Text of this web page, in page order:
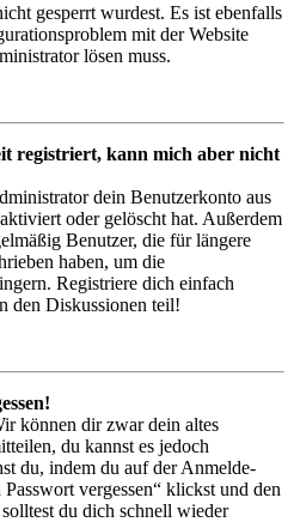
gesperrt wurdest. Es ist ebenfalls
mit der Website
lösen muss.
registriert, kann mich aber nicht
dein Benutzerkonto aus
oder gelöscht hat. Außerdem
Benutzer, die für längere
haben, um die
Registriere dich einfach
den Diskussionen teil!
können dir zwar dein altes
du kannst es jedoch
du, indem du auf der Anmelde-
vergessen“ klickst und den
du dich schnell wieder